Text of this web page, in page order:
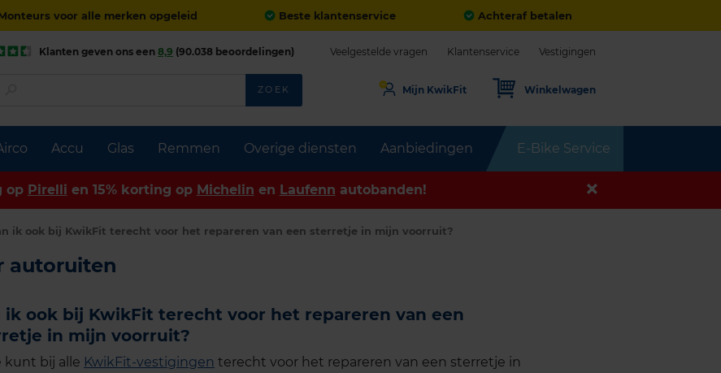
voor alle merken opgeleid Beste klantenservice Achteraf betalen
Accu Glas Remmen Overige diensten Aanbiedingen E-Bike Service
Klanten geven ons een 8,9 (90.038 beoordelingen) Veelgestelde vragen Klantenservice Vestigingen
ZOEK Mijn KwikFit Winkelwagen
op Pirelli en 15% korting op Michelin en Laufenn autobanden!
ik ook bij KwikFit terecht voor het repareren van een sterretje in mijn voorruit?
autoruiten
ik ook bij KwikFit terecht voor het repareren van een
in mijn voorruit?
kunt bij alle KwikFit-vestigingen terecht voor het repareren van een sterretje in